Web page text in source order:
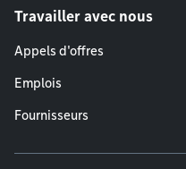
Travailler avec nous
Appels d'offres
Emplois
Fournisseurs